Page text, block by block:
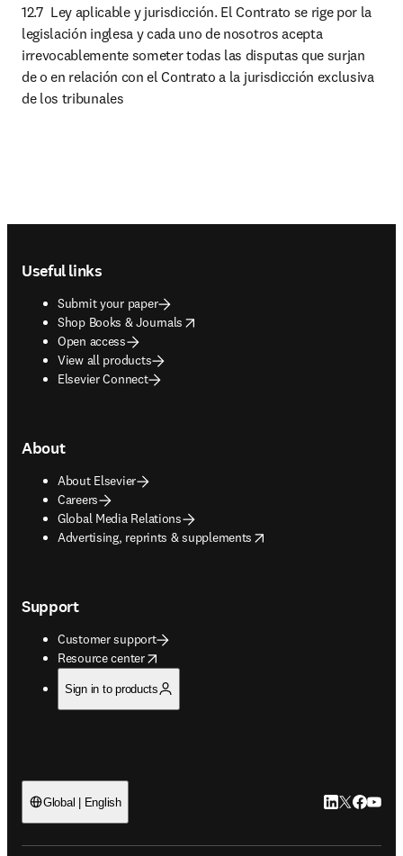
12.7	Ley aplicable y jurisdicción. El Contrato se rige por la
legislación inglesa y cada uno de nosotros acepta
irrevocablemente someter todas las disputas que surjan
de o en relación con el Contrato a la jurisdicción exclusiva
de los tribunales
Useful links
Submit your paper
Shop Books & Journals
opens in new tab/window
Open access
View all products
Elsevier Connect
About
About Elsevier
Careers
Global Media Relations
Advertising, reprints & supplements
opens in new tab/window
Support
Customer support
Resource center
opens in new tab/window
Sign in to products
Global | English LinkedIn
Twitter